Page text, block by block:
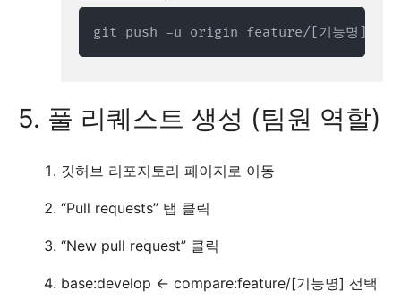
git push -u origin feature/[기능명]
5. 풀 리퀘스트 생성 (팀원 역할)
깃허브 리포지토리 페이지로 이동
“Pull requests” 탭 클릭
“New pull request” 클릭
base:develop <- compare:feature/[기능명] 선택